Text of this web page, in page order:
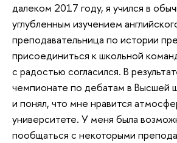
далеком 2017 году, я учился в
углубленным изучением
преподавательница по истории
присоединиться к школьной
с радостью согласился. В
чемпионате по дебатам в Высшей
и понял, что мне нравится
университете. У меня была
пообщаться с некоторыми